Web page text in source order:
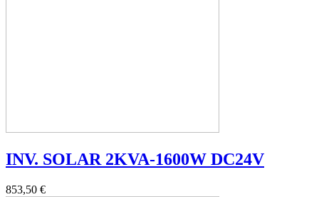
INV. SOLAR 2KVA-1600W DC24V
853,50 €